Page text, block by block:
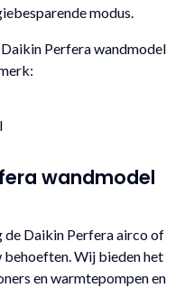
modus.
Perfera wandmodel
wandmodel
Daikin Perfera airco of
Wij bieden het
en warmtepompen en